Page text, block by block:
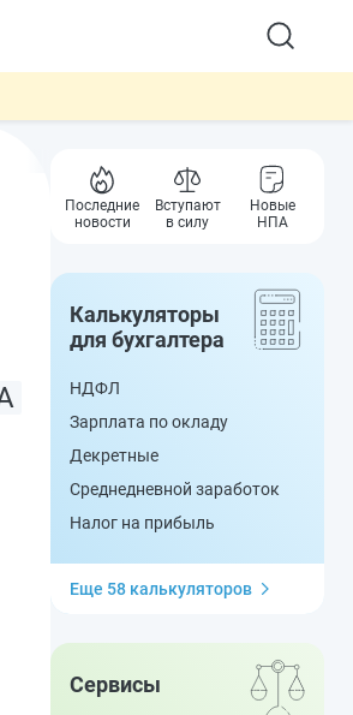
Последние
новости
Вступают
в силу
Новые
НПА
Калькуляторы
для бухгалтера
НДФЛ
Зарплата по окладу
Декретные
Среднедневной заработок
Налог на прибыль
Еще 58 калькуляторов
Сервисы